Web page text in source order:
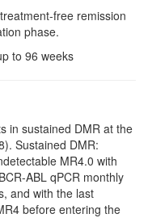
free remission
phase.
to 96 weeks
in sustained DMR at the
Sustained DMR:
MR4.0 with
ABL qPCR monthly
and with the last
before entering the